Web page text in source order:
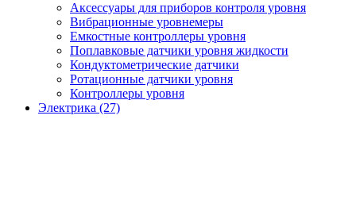
Аксессуары для приборов контроля уровня
Вибрационные уровнемеры
Емкостные контроллеры уровня
Поплавковые датчики уровня жидкости
Кондуктометрические датчики
Ротационные датчики уровня
Контроллеры уровня
Электрика (27)